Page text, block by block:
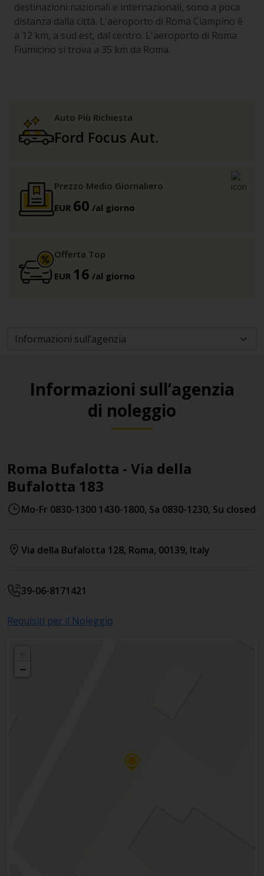
destinazioni nazionali e internazionali, sono a poca
distanza dalla città. L'aeroporto di Roma Ciampino è
a 12 km, a sud est, dal centro. L'aeroporto di Roma
Fiumicino si trova a 35 km da Roma.
Auto Più Richiesta
Ford Focus Aut.
Prezzo Medio Giornaliero
EUR 60 /al giorno
Offerta Top
EUR 16 /al giorno
Informazioni sull’agenzia
di noleggio
Roma Bufalotta - Via della
Bufalotta 183
Mo-Fr 0830-1300 1430-1800, Sa 0830-1230, Su closed
Via della Bufalotta 128, Roma, 00139, Italy
39-06-8171421
Requisiti per il Noleggio
−